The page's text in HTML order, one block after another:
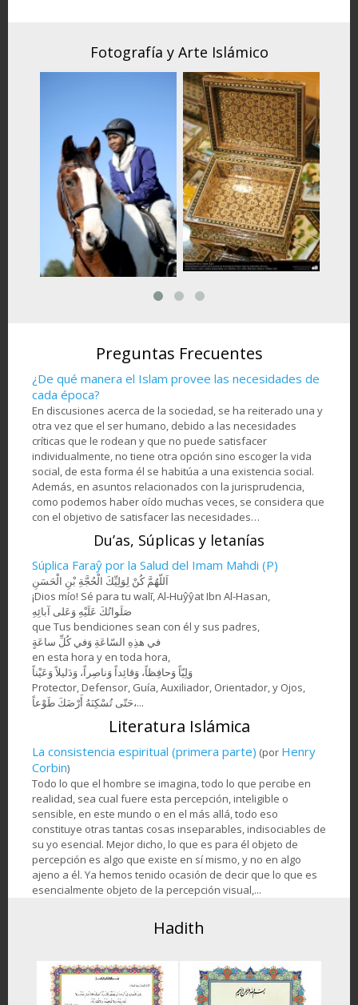
Fotografía y Arte Islámico
Atleta de equitación
Artesanía- Jatam Kari
Preguntas Frecuentes
¿De qué manera el Islam provee las necesidades de
cada época?
En discusiones acerca de la sociedad, se ha reiterado una y
otra vez que el ser humano, debido a las necesidades
críticas que le rodean y que no puede satisfacer
individualmente, no tiene otra opción sino escoger la vida
social, de esta forma él se habitúa a una existencia social.
Además, en asuntos relacionados con la jurisprudencia,
como podemos haber oído muchas veces, se considera que
con el objetivo de satisfacer las necesidades…
Du’as, Súplicas y letanías
Súplica Faraŷ por la Salud del Imam Mahdi (P)
اَللّهُمَّ كُنْ لِوَلِيِّكَ الْحُجَّةِ بْنِ الْحَسَنِ
¡Dios mío! Sé para tu walī, Al-Huŷŷat Ibn Al-Hasan,
صَلَواتُكَ عَلَيْهِ وَعَلى آبائِهِ
que Tus bendiciones sean con él y sus padres,
في هذِهِ السّاعَةِ وَفي كُلِّ ساعَةٍ
en esta hora y en toda hora,
وَلِيّاً وَحافِظاً، وَقائِداً ‏وَناصِراً، وَدَليلاً وَعَيْناً
Protector, Defensor, Guía, Auxiliador, Orientador, y Ojos,
حَتّى تُسْكِنَهُ أَرْضَكَ طَوْعاً،...
Literatura Islámica
La consistencia espiritual (primera parte) (por Henry
Corbin)
Todo lo que el hombre se imagina, todo lo que percibe en
realidad, sea cual fuere esta percepción, inteligible o
sensible, en este mundo o en el más allá, todo eso
constituye otras tantas cosas inseparables, indisociables de
su yo esencial. Mejor dicho, lo que es para él objeto de
percepción es algo que existe en sí mismo, y no en algo
ajeno a él. Ya hemos tenido ocasión de decir que lo que es
esencialmente objeto de la percepción visual,...
Hadith